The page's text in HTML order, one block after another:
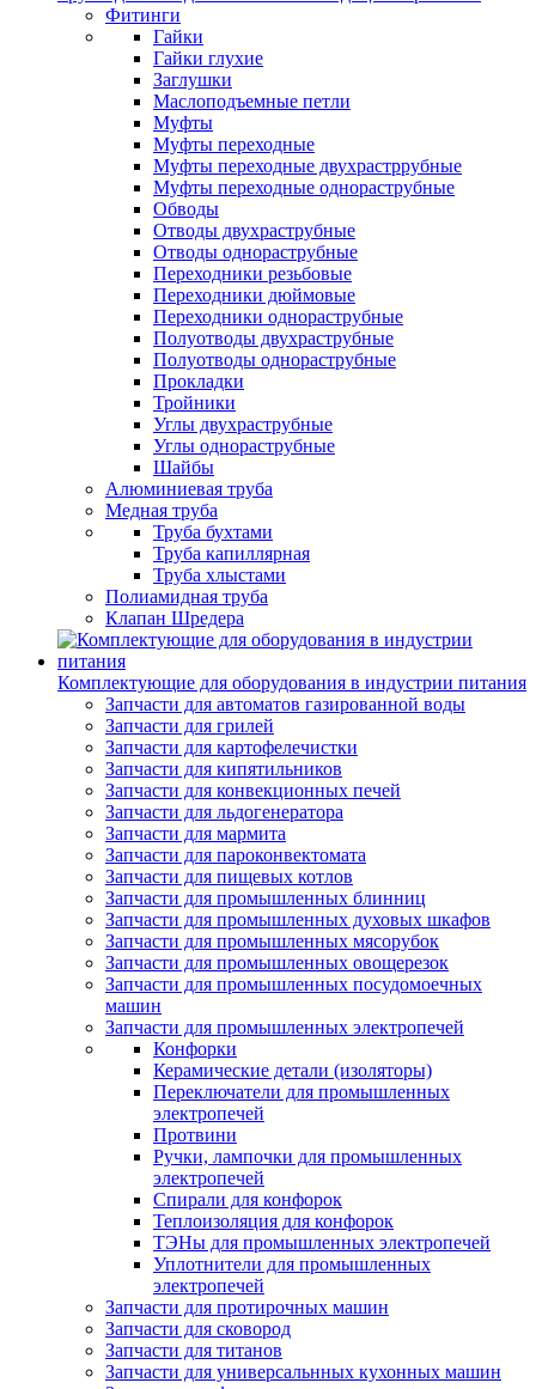
Фитинги
Гайки
Гайки глухие
Заглушки
Маслоподъемные петли
Муфты
Муфты переходные
Муфты переходные двухрастррубные
Муфты переходные однораструбные
Обводы
Отводы двухраструбные
Отводы однораструбные
Переходники резьбовые
Переходники дюймовые
Переходники однораструбные
Полуотводы двухраструбные
Полуотводы однораструбные
Прокладки
Тройники
Углы двухраструбные
Углы однораструбные
Шайбы
Алюминиевая труба
Медная труба
Труба бухтами
Труба капиллярная
Труба хлыстами
Полиамидная труба
Клапан Шредера
Комплектующие для оборудования в индустрии питания
Запчасти для автоматов газированной воды
Запчасти для грилей
Запчасти для картофелечистки
Запчасти для кипятильников
Запчасти для конвекционных печей
Запчасти для льдогенератора
Запчасти для мармита
Запчасти для пароконвектомата
Запчасти для пищевых котлов
Запчасти для промышленных блинниц
Запчасти для промышленных духовых шкафов
Запчасти для промышленных мясорубок
Запчасти для промышленных овощерезок
Запчасти для промышленных посудомоечных
машин
Запчасти для промышленных электропечей
Конфорки
Керамические детали (изоляторы)
Переключатели для промышленных
электропечей
Протвини
Ручки, лампочки для промышленных
электропечей
Спирали для конфорок
Теплоизоляция для конфорок
ТЭНы для промышленных электропечей
Уплотнители для промышленных
электропечей
Запчасти для протирочных машин
Запчасти для сковород
Запчасти для титанов
Запчасти для универсальнных кухонных машин